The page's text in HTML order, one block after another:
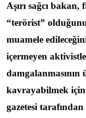
Aşırı sağcı
“terörist”
muamele
içermeyen
damgalanmasının
kavrayabilmek
gazetesi